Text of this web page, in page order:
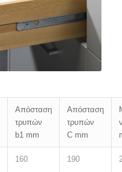
Απόσταση
τρυπών
b1 mm
Απόσταση
τρυπών
C mm
160 190